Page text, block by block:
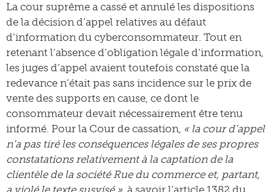
La cour suprême a cassé et annulé les dispositions
de la décision d’appel relatives au défaut
d’information du cyberconsommateur. Tout en
retenant l’absence d’obligation légale d’information,
les juges d’appel avaient toutefois constaté que la
redevance n’était pas sans incidence sur le prix de
vente des supports en cause, ce dont le
consommateur devait nécessairement être tenu
informé. Pour la Cour de cassation, « la cour d’appel
n’a pas tiré les conséquences légales de ses propres
constatations relativement à la captation de la
clientèle de la société Rue du commerce et, partant,
a violé le texte susvisé », à savoir l’article 1382 du